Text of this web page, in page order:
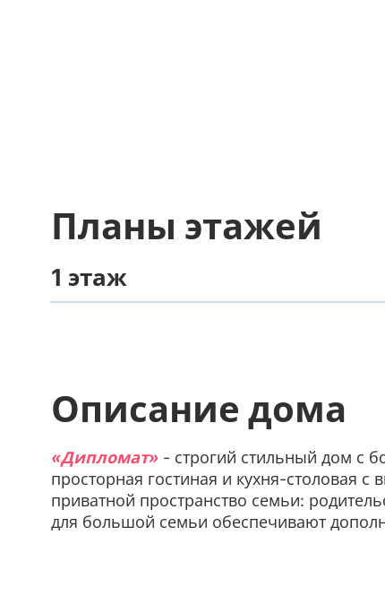
Планы этажей
1 этаж
Описание дома
«Дипломат» - строгий стильный дом с
просторная гостиная и кухня-столовая
приватной пространство семьи:
для большой семьи обеспечивают